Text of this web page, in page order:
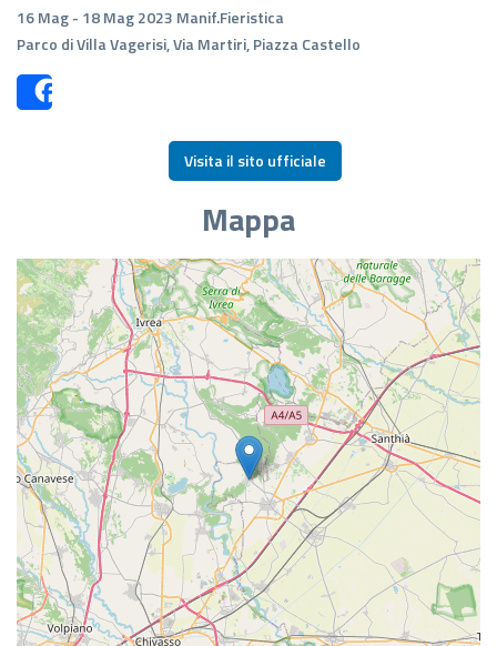
16 Mag - 18 Mag 2023 Manif.Fieristica
Parco di Villa Vagerisi, Via Martiri, Piazza Castello
Visita il sito ufficiale
Mappa